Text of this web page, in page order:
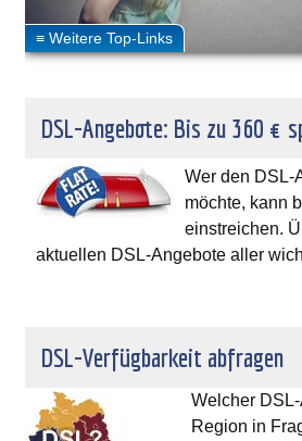
DSL-Angebote: Bis zu 360 €
Wer den DSL-
möchte, kann
einstreichen.
aktuellen DSL-Angebote aller
DSL-Verfügbarkeit abfragen
Welcher
Region in